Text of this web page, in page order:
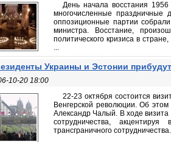
День начала восстания
многочисленные
оппозиционные партии
министра. Восстание,
политического кризиса в
...
Украины и Эстонии
10-20 18:00
22-23 октября состоится
Венгерской революции. Об
Александр Чалый. В ходе
сотрудничества,
трансграничного